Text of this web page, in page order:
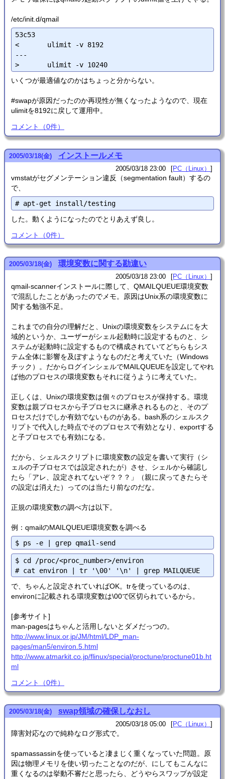
/etc/init.d/qmail
53c53
<       ulimit -v 8192
---
いくつが最適値なのかはちょっと分からない。
#swapが原因だったのか再現性が無くなったようなので、現在
ulimitを8192に戻して運用中。
コメント （0件）
2005/03/18(金) インストールメモ
2005/03/18 23:00 PC（Linux）
vmstatがセグメンテーション違反（segmentation fault）するの
で、
した。動くようになったのでとりあえず良し。
コメント （0件）
2005/03/18(金) 環境変数に関する勘違い
2005/03/18 23:00 PC（Linux）
qmail-scannerインストールに際して、QMAILQUEUE環境変数
で混乱したことがあったのでメモ。原因はUnix系の環境変数に
関する勉強不足。
これまでの自分の理解だと、Unixの環境変数をシステムにを大
域的というか、ユーザーがシェル起動時に設定するものと、シ
ステムが起動時に設定するもので構成されていてどちらもシス
テム全体に影響を及ぼすようなものだと考えていた（Windows
チック）。だからログインシェルでMAILQUEUEを設定してやれ
ば他のプロセスの環境変数もそれに従うように考えていた。
正しくは、Unixの環境変数は個々のプロセスが保持する。環境
変数は親プロセスから子プロセスに継承されるものと、そのプ
ロセスだけでしか有効でないものがある。bash系のシェルスク
リプトで代入した時点でそのプロセスで有効となり、exportする
と子プロセスでも有効になる。
だから、シェルスクリプトに環境変数の設定を書いて実行（シ
ェルの子プロセスでは設定されたが）させ、シェルから確認し
たら「アレ、設定されてないぞ？？？」（親に戻ってきたらそ
の設定は消えた）ってのは当たり前なのだな。
正規の環境変数の調べ方は以下。
例：qmailのMAILQUEUE環境変数を調べる
$ cd /proc/<proc_number>/environ
で、ちゃんと設定されていればOK。trを使っているのは、
environに記載される環境変数は\00で区切られているから。
[参考サイト]
man-pagesはちゃんと活用しないとダメだっつの。
http://www.linux.or.jp/JM/html/LDP_man-
pages/man5/environ.5.html
http://www.atmarkit.co.jp/flinux/special/proctune/proctune01b.ht
ml
コメント （0件）
2005/03/18(金) swap領域の確保しなおし
2005/03/18 05:00 PC（Linux）
障害対応なので純粋なログ形式で。
spamassassinを使っていると凄まじく重くなっていた問題。原
因は物理メモリを使い切ったことなのだが、にしてもこんなに
重くなるのは挙動不審だと思ったら、どうやらスワップが設定